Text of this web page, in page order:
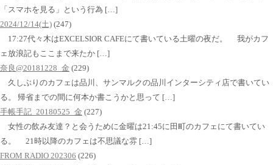
「スマホを見る」という行為 […]
2024/12/14(土) (247)
17:27代々木はEXCELSIOR CAFEにて書いている土曜の夜だ。 我がカフ
ェ放浪記もここまで来たか […]
奈良@20181228_金 (229)
久しぶりのカフェは品川、サンマルクの品川インターシティ店で書いてい
る。 帰省までの間に何本か書こうかと思って […]
手帳手記_20180525_金 (227)
女性の飲み友達？と会うために金曜は21:45に田町のカフェにて書いてい
る。 21時以降のカフェは不思議な雰 […]
FROM RADIO 202306 (226)